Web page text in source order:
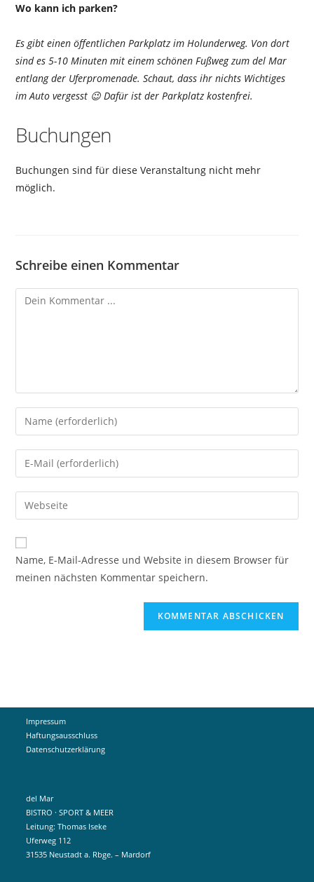
Wo kann ich parken?
Es gibt einen öffentlichen Parkplatz im Holunderweg. Von dort
sind es 5-10 Minuten mit einem schönen Fußweg zum del Mar
entlang der Uferpromenade. Schaut, dass ihr nichts Wichtiges
im Auto vergesst 😉 Dafür ist der Parkplatz kostenfrei.
Buchungen
Buchungen sind für diese Veranstaltung nicht mehr
möglich.
Schreibe einen Kommentar
Kommentieren
Gib
deinen
Namen
oder
zum
Kommentieren
ein
Gib
deine
E-
Mail-
zum
Kommentieren
ein
Gib
deine
Website-
URL
Name, E-Mail-Adresse und Website in diesem Browser für
meinen nächsten Kommentar speichern.
Impressum
Haftungsausschluss
Datenschutzerklärung
del Mar
BISTRO · SPORT & MEER
Leitung: Thomas Iseke
Uferweg 112
31535 Neustadt a. Rbge. – Mardorf